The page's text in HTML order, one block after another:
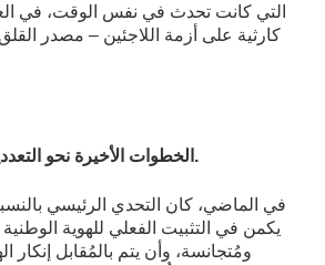
التي كانت تحدث في نفس الوقت، في
كارثية على أزمة اللاجئين – مصدر
الخطوات الأخيرة نحو التعددية الثقافية والسياسية.
في الماضي، كان التحدي الرئيسي
يكمن في التثبيت الفعلي للهوية
ومُتجانسة، وأن يتم بالمُقابل إنكار